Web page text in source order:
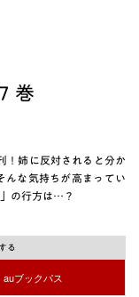
巻
！姉に反対されると分か
んな気持ちが高まってい
の行方は…？
る
auブックパス